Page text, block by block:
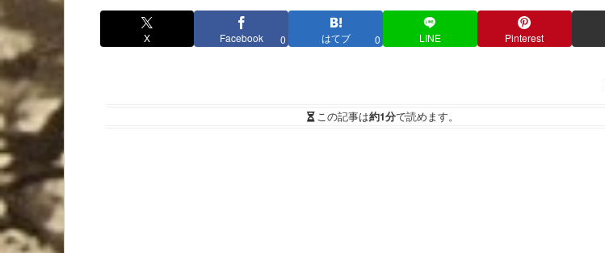
X Facebook 0 はてブ 0 LINE Pinterest
この記事は約1分で読めます。